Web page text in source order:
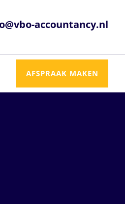
accountancy.nl
AFSPRAAK MAKEN